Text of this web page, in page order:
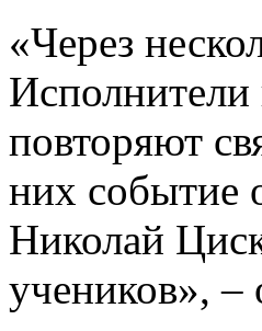
«Через
Исполнители
повторяют
них событие
Николай
учеников», –